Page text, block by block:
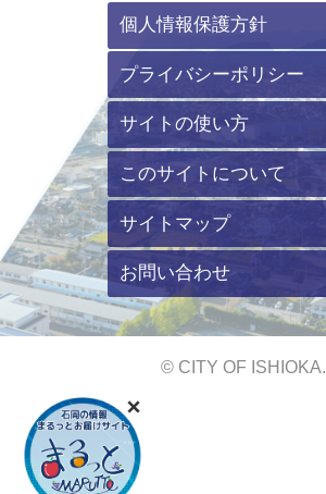
個人情報保護方針
プライバシーポリシー
サイトの使い方
このサイトについて
サイトマップ
お問い合わせ
© CITY OF ISHIOKA.